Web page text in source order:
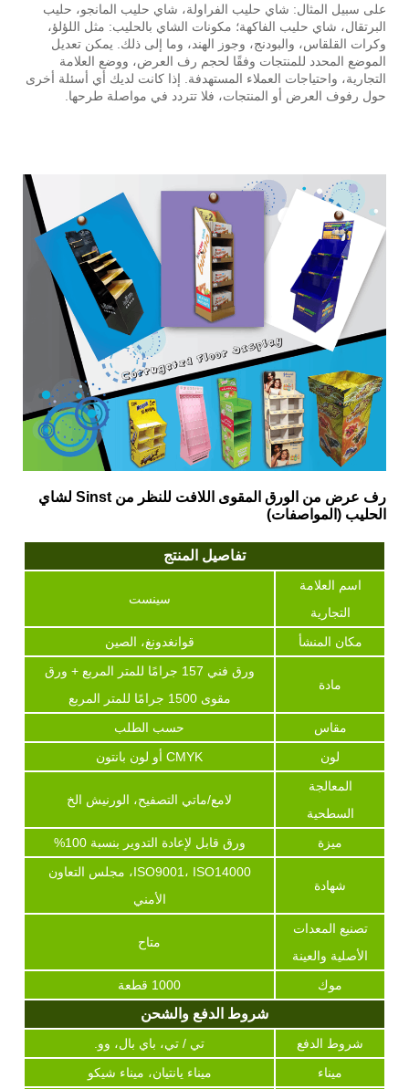
على سبيل المثال: شاي حليب الفراولة، شاي حليب المانجو، حليب
البرتقال، شاي حليب الفاكهة؛ مكونات الشاي بالحليب: مثل اللؤلؤ،
وكرات القلقاس، والبودنج، وجوز الهند، وما إلى ذلك. يمكن تعديل
الموضع المحدد للمنتجات وفقًا لحجم رف العرض، ووضع العلامة
التجارية، واحتياجات العملاء المستهدفة. إذا كانت لديك أي أسئلة أخرى
حول رفوف العرض أو المنتجات، فلا تتردد في مواصلة طرحها.
رف عرض من الورق المقوى اللافت للنظر من Sinst لشاي
الحليب (المواصفات)
تفاصيل المنتج
اسم العلامة
التجارية
سينست
مكان المنشأ قوانغدونغ، الصين
مادة
ورق فني 157 جرامًا للمتر المربع + ورق
مقوى 1500 جرامًا للمتر المربع
مقاس
حسب الطلب
لون
CMYK أو لون بانتون
المعالجة
السطحية
لامع/ماتي التصفيح، الورنيش الخ
ميزة ورق قابل لإعادة التدوير بنسبة 100%
شهادة
ISO9001، ISO14000، مجلس التعاون
الأمني
تصنيع المعدات
الأصلية والعينة
متاح
موك 1000 قطعة
شروط الدفع والشحن
شروط الدفع
تي / تي، باي بال، وو.
ميناء
ميناء يانتيان، ميناء شيكو